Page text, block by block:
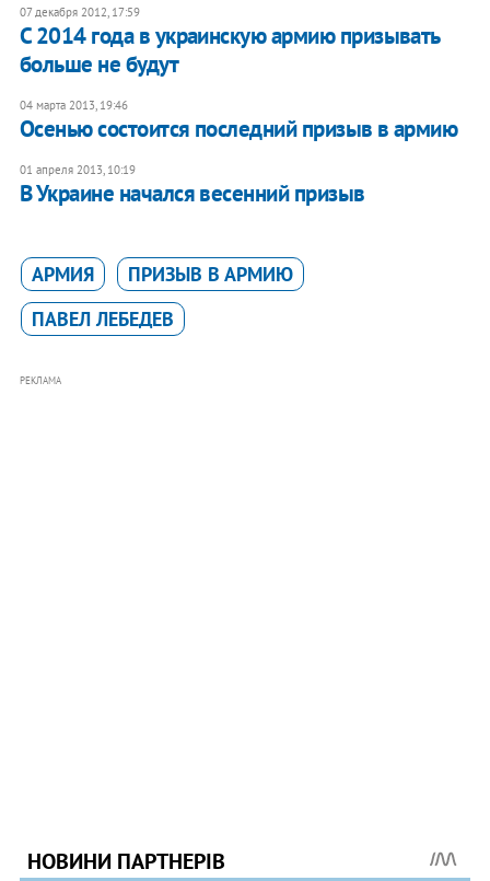
07 декабря 2012, 17:59
С 2014 года в украинскую армию призывать
больше не будут
04 марта 2013, 19:46
Осенью состоится последний призыв в армию
01 апреля 2013, 10:19
В Украине начался весенний призыв
АРМИЯ
ПРИЗЫВ В АРМИЮ
ПАВЕЛ ЛЕБЕДЕВ
РЕКЛАМА